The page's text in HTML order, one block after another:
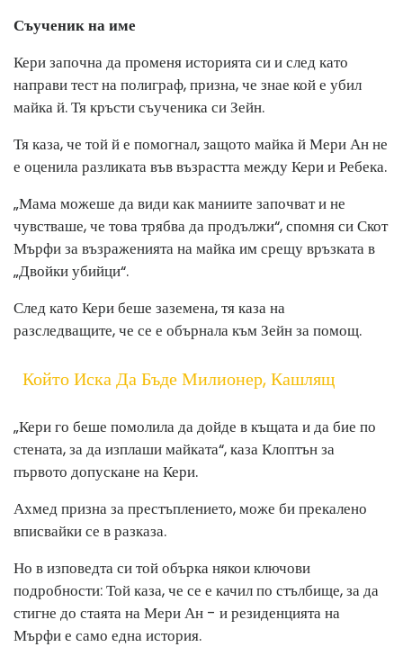
Съученик на име
Кери започна да променя историята си и след като
направи тест на полиграф, призна, че знае кой е убил
майка й. Тя кръсти съученика си Зейн.
Тя каза, че той й е помогнал, защото майка й Мери Ан не
е оценила разликата във възрастта между Кери и Ребека.
„Мама можеше да види как маниите започват и не
чувстваше, че това трябва да продължи“, спомня си Скот
Мърфи за възраженията на майка им срещу връзката в
„Двойки убийци“.
След като Кери беше заземена, тя каза на
разследващите, че се е обърнала към Зейн за помощ.
Който Иска Да Бъде Милионер, Кашлящ
„Кери го беше помолила да дойде в къщата и да бие по
стената, за да изплаши майката“, каза Клоптън за
първото допускане на Кери.
Ахмед призна за престъплението, може би прекалено
вписвайки се в разказа.
Но в изповедта си той обърка някои ключови
подробности: Той каза, че се е качил по стълбище, за да
стигне до стаята на Мери Ан - и резиденцията на
Мърфи е само една история.